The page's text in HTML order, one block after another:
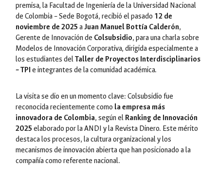
premisa, la Facultad de Ingeniería de la Universidad Nacional
de Colombia – Sede Bogotá, recibió el pasado 12 de
noviembre de 2025 a Juan Manuel Bottía Calderón,
Gerente de Innovación de Colsubsidio, para una charla sobre
Modelos de Innovación Corporativa, dirigida especialmente a
los estudiantes delTaller de Proyectos Interdisciplinarios
– TPI e integrantes de la comunidad académica.
La visita se dio en un momento clave: Colsubsidio fue
reconocida recientemente como la empresa más
innovadora de Colombia, según el Ranking de Innovación
2025 elaborado por la ANDI y la Revista Dinero. Este mérito
destaca los procesos, la cultura organizacional y los
mecanismos de innovación abierta que han posicionado a la
compañía como referente nacional.